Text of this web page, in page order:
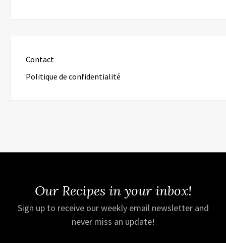
Contact
Politique de confidentialité
Our Recipes in your inbox!
Sign up to receive our weekly email newsletter and
never miss an update!